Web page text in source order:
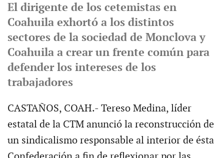
El dirigente de los cetemistas en
Coahuila exhortó a los distintos
sectores de la sociedad de Monclova y
Coahuila a crear un frente común para
defender los intereses de los
trabajadores
CASTAÑOS, COAH.- Tereso Medina, líder
estatal de la CTM anunció la reconstrucción de
un sindicalismo responsable al interior de ésta